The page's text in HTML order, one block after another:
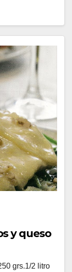
y queso
grs.1/2 litro